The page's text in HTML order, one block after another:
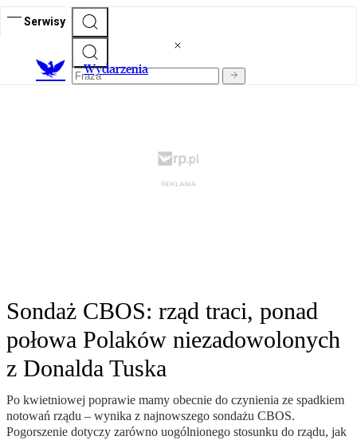
Serwisy
Wydarzenia
Sondaż CBOS: rząd traci, ponad
połowa Polaków niezadowolonych
z Donalda Tuska
Po kwietniowej poprawie mamy obecnie do czynienia ze spadkiem
notowań rządu – wynika z najnowszego sondażu CBOS.
Pogorszenie dotyczy zarówno uogólnionego stosunku do rządu, jak